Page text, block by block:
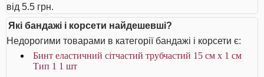
від 5.5 грн.
Які бандажі і корсети найдешевші?
Недорогими товарами в категорії бандажі і корсети є:
Бинт еластичний сітчастий трубчастий 15 см x 1 см
Тип 1 1 шт